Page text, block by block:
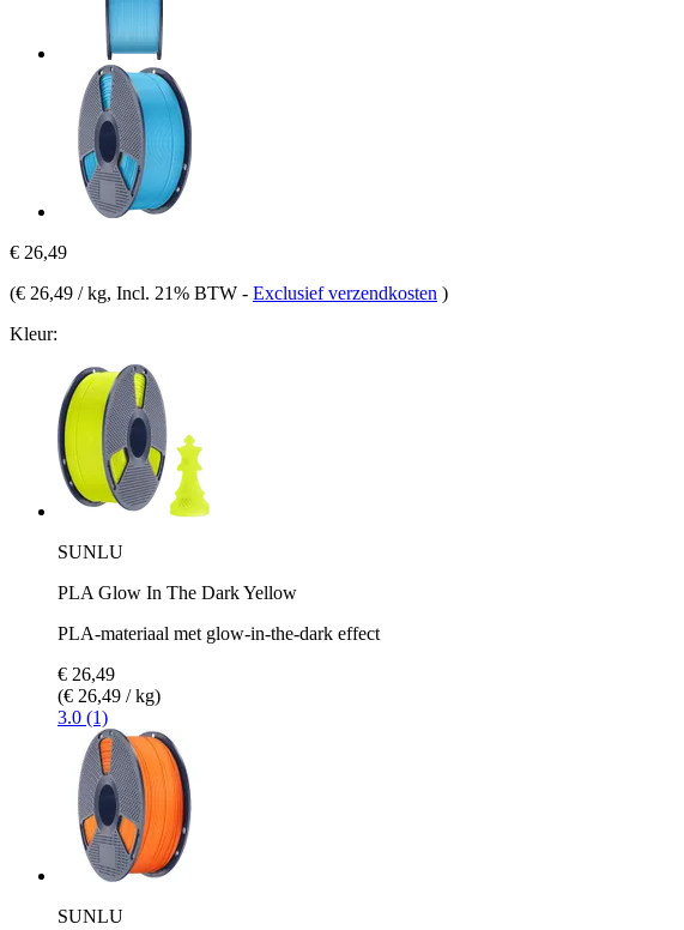
€ 26,49
(€ 26,49 / kg, Incl. 21% BTW - Exclusief verzendkosten )
Kleur:
SUNLU
PLA Glow In The Dark Yellow
PLA-materiaal met glow-in-the-dark effect
€ 26,49
(€ 26,49 / kg)
3.0 (1)
SUNLU